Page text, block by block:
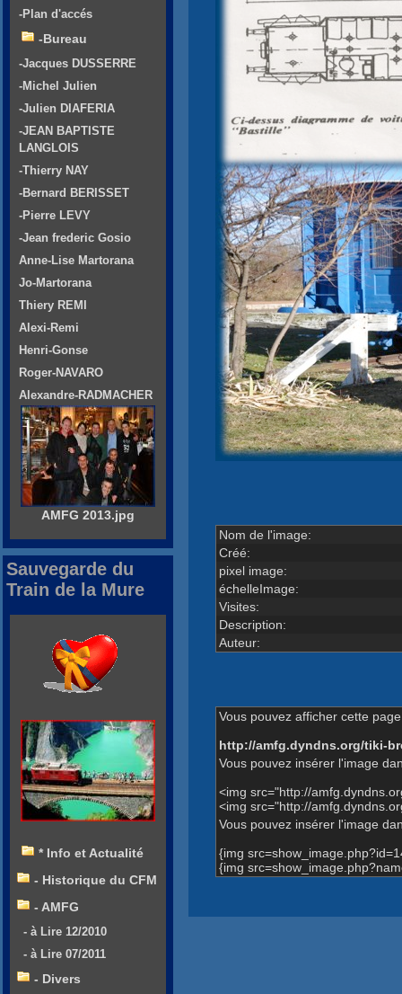
Nom de l'image:
Créé:
pixel image:
échelleImage:
Visites:
Description:
Auteur:
Vous pouvez afficher cette
http://amfg.dyndns.org/tiki-
Vous pouvez insérer l'image
<img src="http://
<img src="http://
Vous pouvez insérer l'image
{img
{img
-Plan d'accés
-Bureau
-Jacques DUSSERRE
-Michel Julien
-Julien DIAFERIA
-JEAN BAPTISTE
LANGLOIS
-Thierry NAY
-Bernard BERISSET
-Pierre LEVY
-Jean frederic Gosio
Anne-Lise Martorana
Jo-Martorana
Thiery REMI
Alexi-Remi
Henri-Gonse
Roger-NAVARO
Alexandre-RADMACHER
AMFG 2013.jpg
Sauvegarde du
Train de la Mure
* Info et Actualité
- Historique du CFM
- AMFG
- à Lire 12/2010
- à Lire 07/2011
- Divers